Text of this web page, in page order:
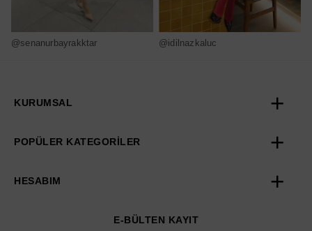
@senanurbayrakktar @idilnazkaluc
KURUMSAL
POPÜLER KATEGORİLER
HESABIM
E-BÜLTEN KAYIT